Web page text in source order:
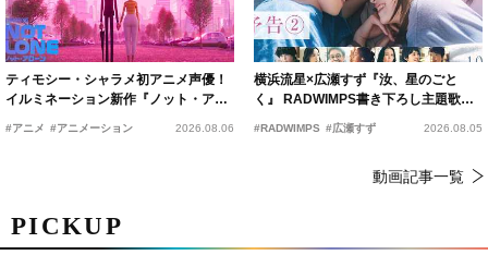
PICKUP
ティモシー・シャラメ初アニメ声優！
イルミネーション新作『ノット・アロ
#アニメ #アニメーション 2026.08.06
横浜流星×広瀬すず『汝、星のごと
く』 RADWIMPS書き下ろし主題歌が
#RADWIMPS #広瀬すず 2026.08.05
動画記事一覧